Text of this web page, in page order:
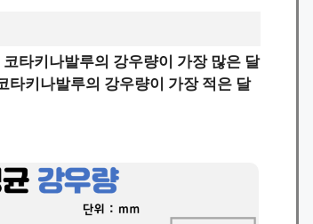
코타키나발루의 강우량이 가장 많은 달
타키나발루의 강우량이 가장 적은 달